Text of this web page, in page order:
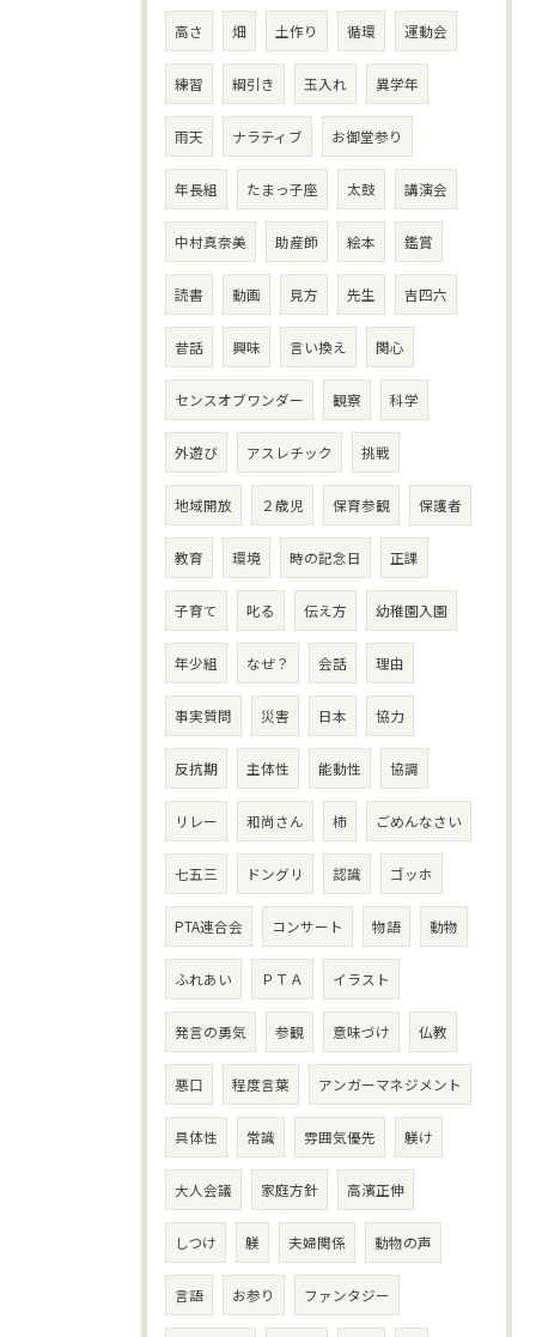
高さ 畑 土作り 循環 運動会
練習 綱引き 玉入れ 異学年
雨天 ナラティブ お御堂参り
年長組 たまっ子座 太鼓 講演会
中村真奈美 助産師 絵本 鑑賞
読書 動画 見方 先生 吉四六
昔話 興味 言い換え 関心
センスオブワンダー 観察 科学
外遊び アスレチック 挑戦
地域開放 ２歳児 保育参観 保護者
教育 環境 時の記念日 正課
子育て 叱る 伝え方 幼稚園入園
年少組 なぜ？ 会話 理由
事実質問 災害 日本 協力
反抗期 主体性 能動性 協調
リレー 和尚さん 柿 ごめんなさい
七五三 ドングリ 認識 ゴッホ
PTA連合会 コンサート 物語 動物
ふれあい ＰＴＡ イラスト
発言の勇気 参観 意味づけ 仏教
悪口 程度言葉 アンガーマネジメント
具体性 常識 雰囲気優先 躾け
大人会議 家庭方針 高濱正伸
しつけ 躾 夫婦関係 動物の声
言語 お参り ファンタジー